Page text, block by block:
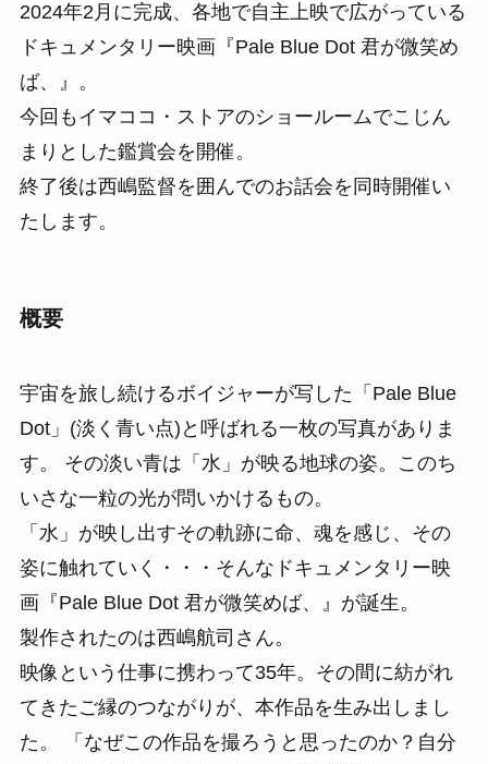
2024年2月に完成、各地で自主上映で広がっている
ドキュメンタリー映画『Pale Blue Dot 君が微笑め
ば、』。
今回もイマココ・ストアのショールームでこじん
まりとした鑑賞会を開催。
終了後は西嶋監督を囲んでのお話会を同時開催い
たします。
概要
宇宙を旅し続けるボイジャーが写した「Pale Blue
Dot」(淡く青い点)と呼ばれる一枚の写真がありま
す。 その淡い青は「水」が映る地球の姿。このち
いさな一粒の光が問いかけるもの。
「水」が映し出すその軌跡に命、魂を感じ、その
姿に触れていく・・・そんなドキュメンタリー映
画『Pale Blue Dot 君が微笑めば、』が誕生。
製作されたのは西嶋航司さん。
映像という仕事に携わって35年。その間に紡がれ
てきたご縁のつながりが、本作品を生み出しまし
た。 「なぜこの作品を撮ろうと思ったのか？自分